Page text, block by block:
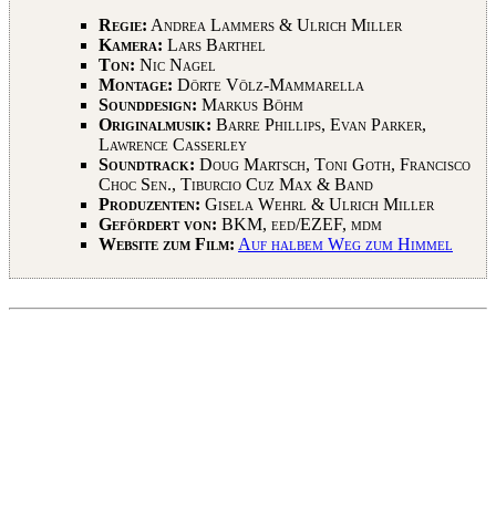
Regie: Andrea Lammers & Ulrich Miller
Kamera: Lars Barthel
Ton: Nic Nagel
Montage: Dörte Völz-Mammarella
Sounddesign: Markus Böhm
Originalmusik: Barre Phillips, Evan Parker,
Lawrence Casserley
Soundtrack: Doug Martsch, Toni Goth, Francisco
Choc Sen., Tiburcio Cuz Max & Band
Produzenten: Gisela Wehrl & Ulrich Miller
Gefördert von: BKM, eed/EZEF, mdm
Website zum Film: Auf halbem Weg zum Himmel